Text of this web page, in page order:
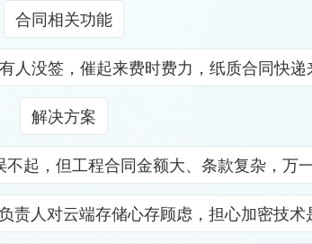
合同相关功能
没签，催起来费时费力，纸质合同快
解决方案
，但工程合同金额大、条款复杂，
人对云端存储心存顾虑，担心加密